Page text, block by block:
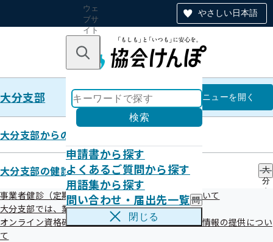
やさしい日本語
ウェ
ブサ
イト
のナ
ン
キーワードで探す
検索
申請書から探す
よくあるご質問から探す
用語集から探す
問い合わせ・届出先一覧 問
い
閉じる
大分支部 大分支部
メニューを開く
大分支部からのお知らせ
大分支部の健診・保健指導のご案内
大
分
健
事業者健診（定期健康診断）データの提供方法について
大分支部では、業務の一部を外部委託しています
オンライン資格確認等システムによる特定健康診査情報の提供につい
て
大分支部各種データ
平成30年09月20日